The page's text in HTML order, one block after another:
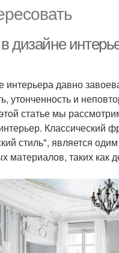
дизайне
интерьера давно
утонченность и
статье мы
Классический
стиль", является
материалов, таких как